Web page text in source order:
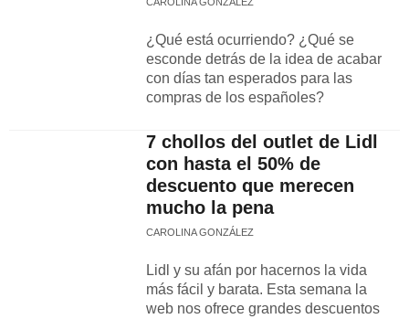
¿Qué está ocurriendo? ¿Qué se
esconde detrás de la idea de acabar
con días tan esperados para las
compras de los españoles?
7 chollos del outlet de Lidl
con hasta el 50% de
descuento que merecen
mucho la pena
CAROLINA GONZÁLEZ
Lidl y su afán por hacernos la vida
más fácil y barata. Esta semana la
web nos ofrece grandes descuentos